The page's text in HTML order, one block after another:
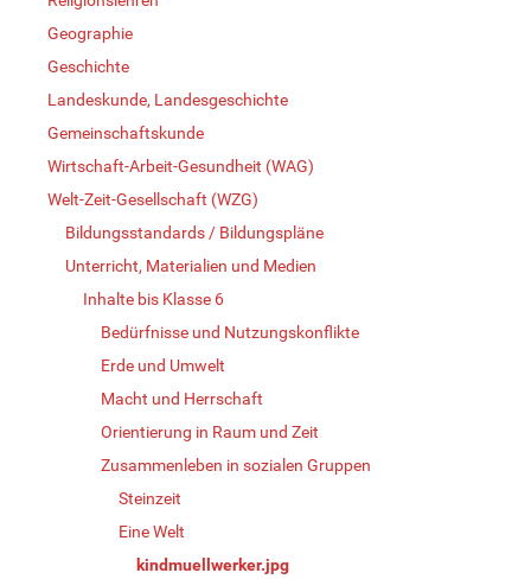
Geographie
Geschichte
Landeskunde, Landesgeschichte
Gemeinschaftskunde
Wirtschaft-Arbeit-Gesundheit (WAG)
Welt-Zeit-Gesellschaft (WZG)
Bildungsstandards / Bildungspläne
Unterricht, Materialien und Medien
Inhalte bis Klasse 6
Bedürfnisse und Nutzungskonflikte
Erde und Umwelt
Macht und Herrschaft
Orientierung in Raum und Zeit
Zusammenleben in sozialen Gruppen
Steinzeit
Eine Welt
kindmuellwerker.jpg